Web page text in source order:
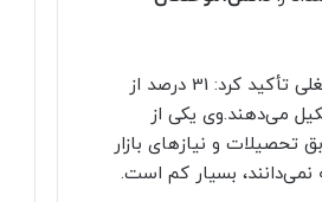
این مقام مسئول وزارت کار با اشاره به جزئیات افراد ثبت‌نام‌شده به ترتیب مدرک شغلی تأکید کرد: 31 درصد از
دانشگاهی تشکیل می‌دهند.وی یکی از
تحصیلات و نیازهای بازار
بسیار کم است.